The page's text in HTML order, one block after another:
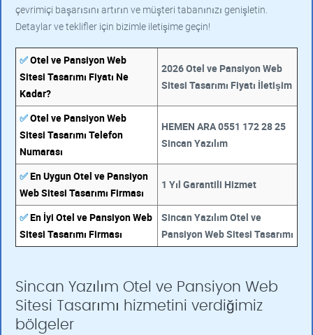
çevrimiçi başarısını artırın ve müşteri tabanınızı genişletin.
Detaylar ve teklifler için bizimle iletişime geçin!
✅Otel ve Pansiyon Web
Sitesi Tasarımı Fiyatı Ne
Kadar?
2026 Otel ve Pansiyon Web
Sitesi Tasarımı Fiyatı İletişim
✅Otel ve Pansiyon Web
Sitesi Tasarımı Telefon
Numarası
HEMEN ARA 0551 172 28 25
Sincan Yazılım
✅En Uygun Otel ve Pansiyon
Web Sitesi Tasarımı Firması
1 Yıl Garantili Hizmet
✅En İyi Otel ve Pansiyon Web
Sitesi Tasarımı Firması
Sincan Yazılım Otel ve
Pansiyon Web Sitesi Tasarımı
Sincan Yazılım Otel ve Pansiyon Web
Sitesi Tasarımı hizmetini verdiğimiz
bölgeler